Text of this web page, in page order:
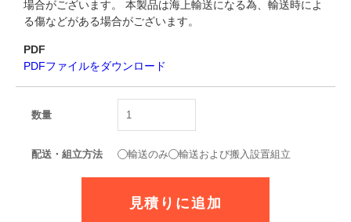
場合がございます。 本製品は海上輸送になる為、輸送時によ
る傷などがある場合がございます。
PDF
PDFファイルをダウンロード
数量
配送・組立方法 輸送のみ 輸送および搬入設置組立